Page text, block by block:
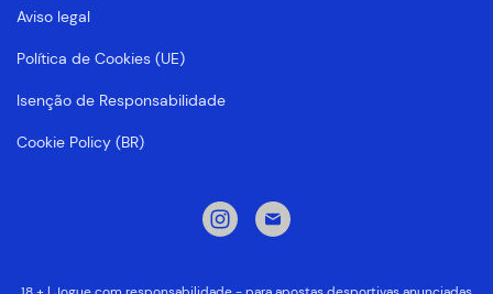
Aviso legal
Política de Cookies (UE)
Isenção de Responsabilidade
Cookie Policy (BR)